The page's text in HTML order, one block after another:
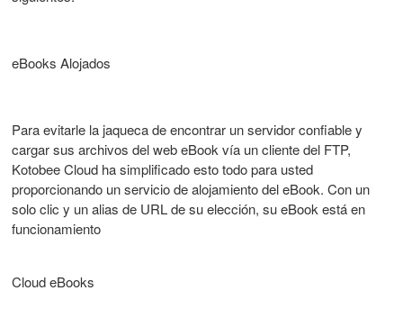
eBooks Alojados
Para evitarle la jaqueca de encontrar un servidor confiable y
cargar sus archivos del web eBook vía un cliente del FTP,
Kotobee Cloud ha simplificado esto todo para usted
proporcionando un servicio de alojamiento del eBook. Con un
solo clic y un alias de URL de su elección, su eBook está en
funcionamiento
Cloud eBooks